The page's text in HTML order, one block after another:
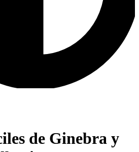
de Ginebra y